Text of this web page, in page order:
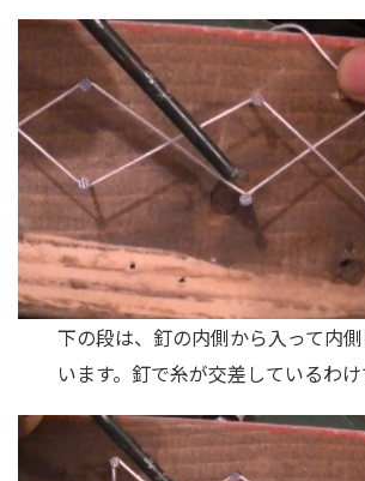
下の段は、釘の内側から入って内
います。釘で糸が交差しているわ